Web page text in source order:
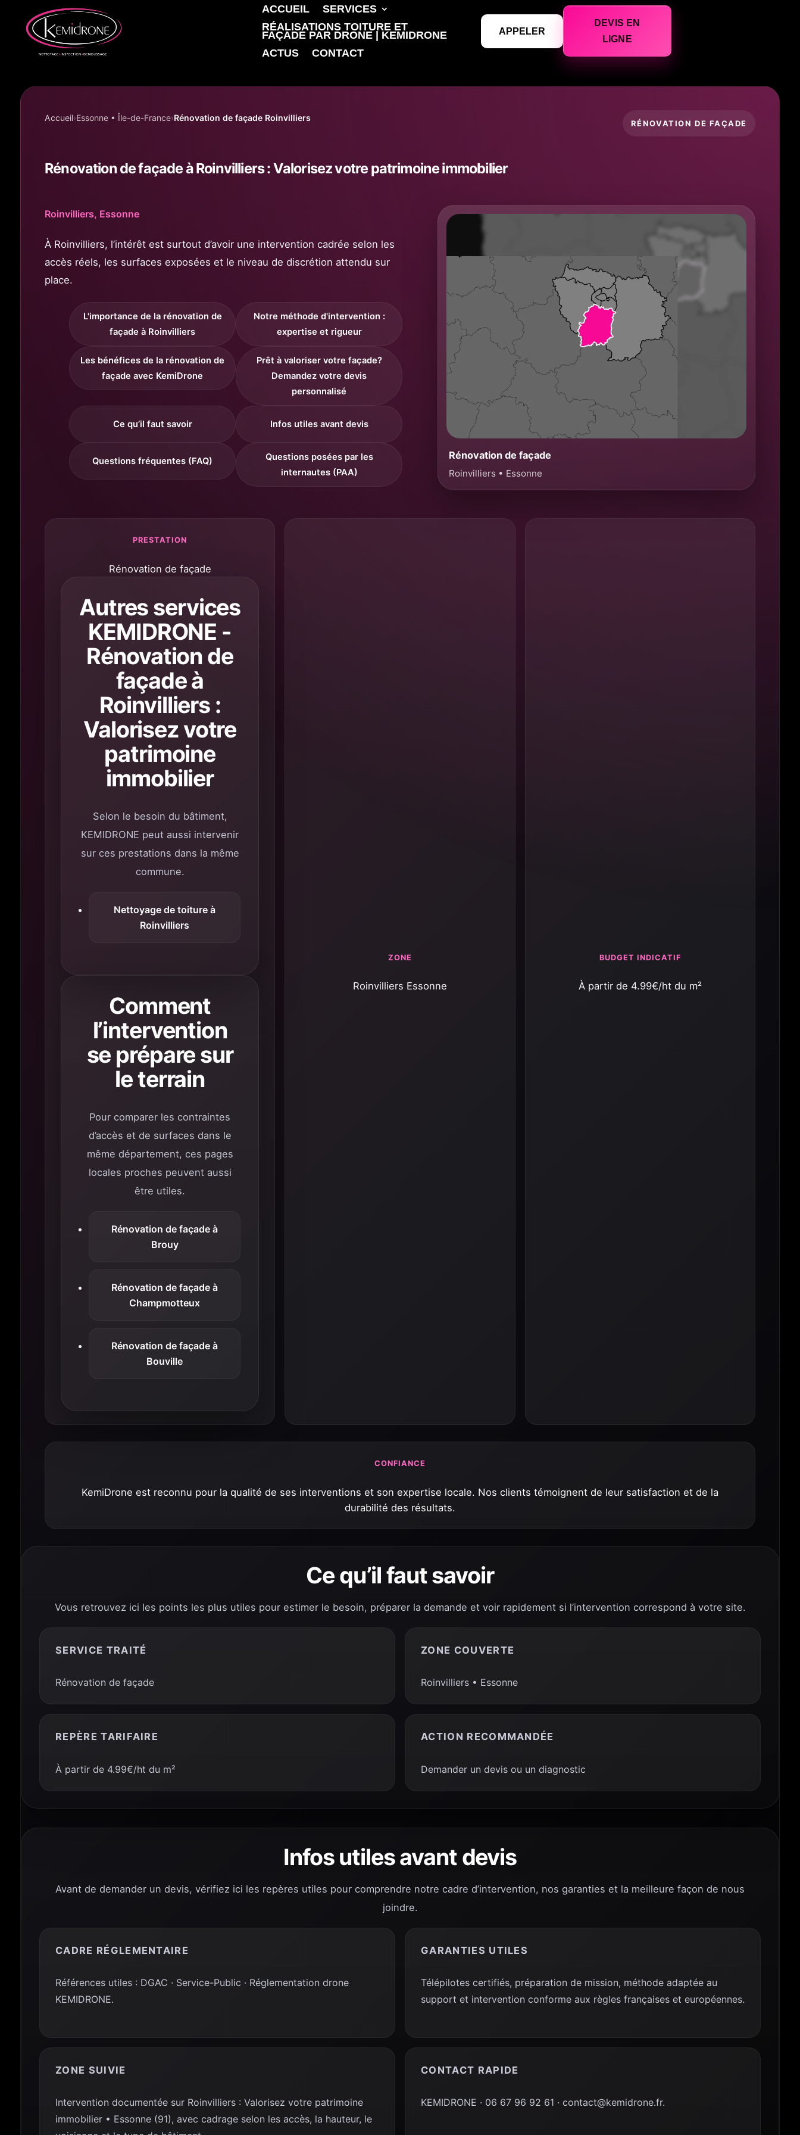
ACCUEIL
SERVICES
RÉALISATIONS TOITURE ET
FAÇADE PAR DRONE | KEMIDRONE
ACTUS
CONTACT
APPELER
DEVIS EN
LIGNE
Accueil Essonne • Île-de-France Rénovation de façade Roinvilliers
RÉNOVATION DE FAÇADE
Rénovation de façade à Roinvilliers : Valorisez votre patrimoine immobilier
Roinvilliers, Essonne
À Roinvilliers, l’intérêt est surtout d’avoir une intervention cadrée selon les
accès réels, les surfaces exposées et le niveau de discrétion attendu sur
place.
L'importance de la rénovation de
façade à Roinvilliers
Notre méthode d'intervention :
expertise et rigueur
Les bénéfices de la rénovation de
façade avec KemiDrone
Prêt à valoriser votre façade?
Demandez votre devis
personnalisé
Ce qu’il faut savoir Infos utiles avant devis
Questions fréquentes (FAQ)
Questions posées par les
internautes (PAA)
Rénovation de façade
Roinvilliers • Essonne
PRESTATION
Rénovation de façade
Autres services
KEMIDRONE -
Rénovation de
façade à
Roinvilliers :
Valorisez votre
patrimoine
immobilier
Selon le besoin du bâtiment,
KEMIDRONE peut aussi intervenir
sur ces prestations dans la même
commune.
Nettoyage de toiture à
Roinvilliers
Comment
l’intervention
se prépare sur
le terrain
Pour comparer les contraintes
d’accès et de surfaces dans le
même département, ces pages
locales proches peuvent aussi
être utiles.
Rénovation de façade à
Brouy
Rénovation de façade à
Champmotteux
Rénovation de façade à
Bouville
ZONE
Roinvilliers Essonne
BUDGET INDICATIF
À partir de 4.99€/ht du m²
CONFIANCE
KemiDrone est reconnu pour la qualité de ses interventions et son expertise locale. Nos clients témoignent de leur satisfaction et de la
durabilité des résultats.
Ce qu’il faut savoir
Vous retrouvez ici les points les plus utiles pour estimer le besoin, préparer la demande et voir rapidement si l’intervention correspond à votre site.
SERVICE TRAITÉ
Rénovation de façade
ZONE COUVERTE
Roinvilliers • Essonne
REPÈRE TARIFAIRE
À partir de 4.99€/ht du m²
ACTION RECOMMANDÉE
Demander un devis ou un diagnostic
Infos utiles avant devis
Avant de demander un devis, vérifiez ici les repères utiles pour comprendre notre cadre d’intervention, nos garanties et la meilleure façon de nous
joindre.
CADRE RÉGLEMENTAIRE
Références utiles : DGAC · Service-Public · Réglementation drone
KEMIDRONE.
GARANTIES UTILES
Télépilotes certifiés, préparation de mission, méthode adaptée au
support et intervention conforme aux règles françaises et européennes.
ZONE SUIVIE
Intervention documentée sur Roinvilliers : Valorisez votre patrimoine
immobilier • Essonne (91), avec cadrage selon les accès, la hauteur, le
CONTACT RAPIDE
KEMIDRONE · 06 67 96 92 61 · contact@kemidrone.fr.